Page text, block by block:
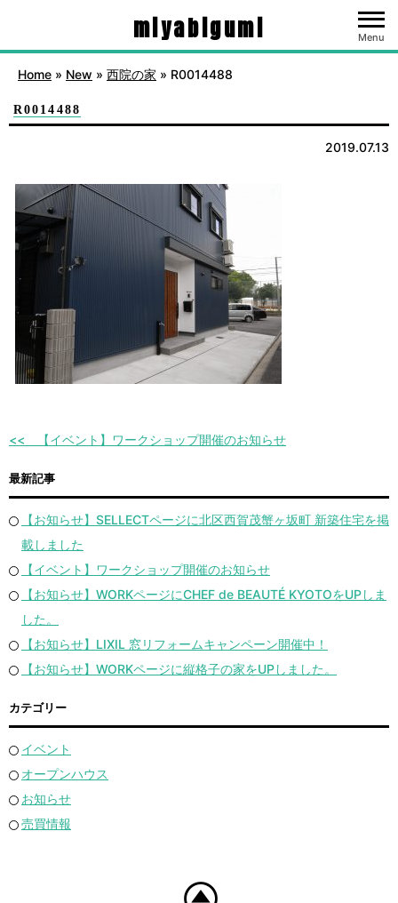
miyabigumi Menu
Home » New » 西院の家 » R0014488
R0014488
2019.07.13
【イベント】ワークショップ開催のお知らせ
最新記事
【お知らせ】SELLECTページに北区西賀茂蟹ヶ坂町 新築住宅を掲
載しました
【イベント】ワークショップ開催のお知らせ
【お知らせ】WORKページにCHEF de BEAUTÉ KYOTOをUPしま
した。
【お知らせ】LIXIL 窓リフォームキャンペーン開催中！
【お知らせ】WORKページに縦格子の家をUPしました。
カテゴリー
イベント
オープンハウス
お知らせ
売買情報